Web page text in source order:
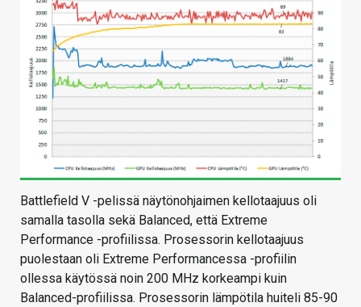
Battlefield V -pelissä näytönohjaimen kellotaajuus oli
samalla tasolla sekä Balanced, että Extreme
Performance -profiilissa. Prosessorin kellotaajuus
puolestaan oli Extreme Performancessa -profiilin
ollessa käytössä noin 200 MHz korkeampi kuin
Balanced-profiilissa. Prosessorin lämpötila huiteli 85-90